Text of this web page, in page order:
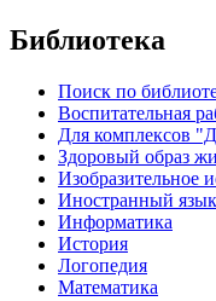
Библиотека
Поиск по
Воспитательная
Для комплексов
Здоровый образ
Изобразительное
Иностранный язык
Информатика
История
Логопедия
Математика